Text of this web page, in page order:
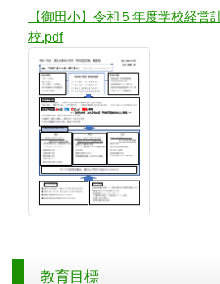
【御田小】令和５年度学校経営
校.pdf
教育目標